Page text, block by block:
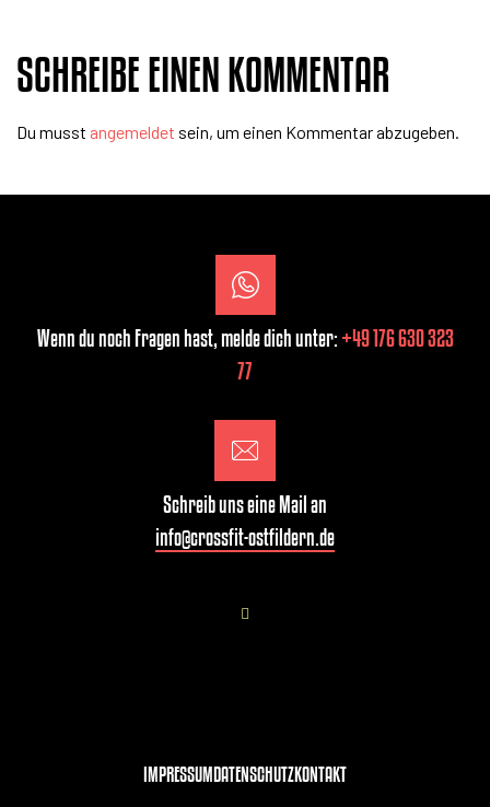
SCHREIBE EINEN KOMMENTAR
Du musst angemeldet sein, um einen Kommentar abzugeben.
Wenn du noch Fragen hast, melde dich unter:+49 176 630 323
77
Schreib uns eine Mail an
info@crossfit-ostfildern.de
IMPRESSUMDATENSCHUTZKONTAKT